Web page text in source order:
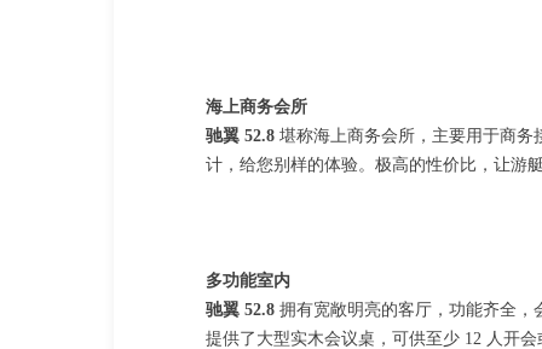
海上商务会所
驰翼 52.8 堪称海上商务会所，主要用于商
计，给您别样的体验。极高的性价比，让游
多功能室内
驰翼 52.8 拥有宽敞明亮的客厅，功能齐全
提供了大型实木会议桌，可供至少 12 人开